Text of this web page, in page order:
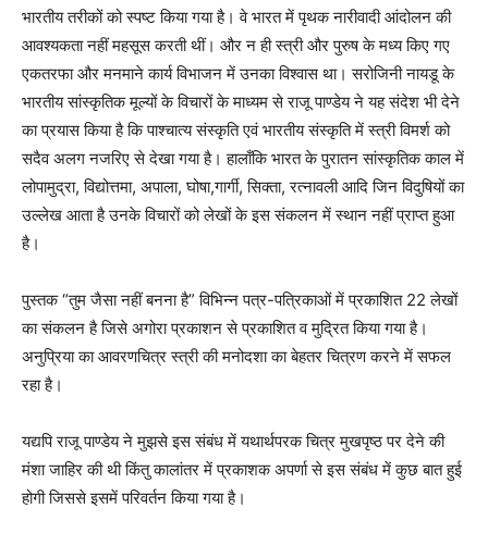
भारतीय तरीकों को स्पष्ट किया गया है। वे भारत में पृथक नारीवादी आंदोलन की
आवश्यकता नहीं महसूस करती थीं। और न ही स्त्री और पुरुष के मध्य किए गए
एकतरफा और मनमाने कार्य विभाजन में उनका विश्वास था। सरोजिनी नायडू के
भारतीय सांस्कृतिक मूल्यों के विचारों के माध्यम से राजू पाण्डेय ने यह संदेश भी देने
का प्रयास किया है कि पाश्चात्य संस्कृति एवं भारतीय संस्कृति में स्त्री विमर्श को
सदैव अलग नजरिए से देखा गया है। हालाँकि भारत के पुरातन सांस्कृतिक काल में
लोपामुद्रा, विद्योत्तमा, अपाला, घोषा,गार्गी, सिक्ता, रत्नावली आदि जिन विदुषियों का
उल्लेख आता है उनके विचारों को लेखों के इस संकलन में स्थान नहीं प्राप्त हुआ
है।
पुस्तक “तुम जैसा नहीं बनना है” विभिन्न पत्र-पत्रिकाओं में प्रकाशित 22 लेखों
का संकलन है जिसे अगोरा प्रकाशन से प्रकाशित व मुद्रित किया गया है।
अनुप्रिया का आवरणचित्र स्त्री की मनोदशा का बेहतर चित्रण करने में सफल
रहा है।
यद्यपि राजू पाण्डेय ने मुझसे इस संबंध में यथार्थपरक चित्र मुखपृष्ठ पर देने की
मंशा जाहिर की थी किंतु कालांतर में प्रकाशक अपर्णा से इस संबंध में कुछ बात हुई
होगी जिससे इसमें परिवर्तन किया गया है।